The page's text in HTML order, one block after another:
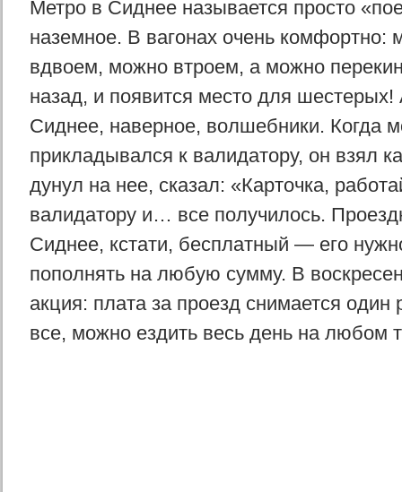
Метро в Сиднее называется просто
наземное. В вагонах очень комфортно:
вдвоем, можно втроем, а можно
назад, и появится место для шестерых!
Сиднее, наверное, волшебники. Когда
прикладывался к валидатору, он взял
дунул на нее, сказал: «Карточка,
валидатору и… все получилось.
Сиднее, кстати, бесплатный — его
пополнять на любую сумму. В
акция: плата за проезд снимается
все, можно ездить весь день на любом